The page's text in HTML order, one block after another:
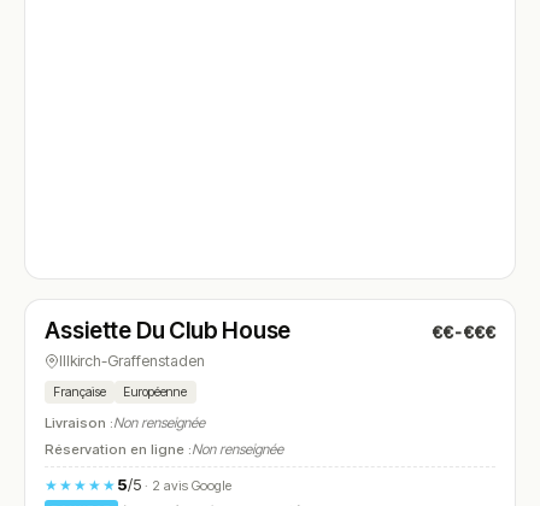
N° 4
Assiette Du Club House €€-€€€
Illkirch-Graffenstaden
Française Européenne
Livraison :Non renseignée
Réservation en ligne :Non renseignée
★★★★★ 5/5· 2 avis Google